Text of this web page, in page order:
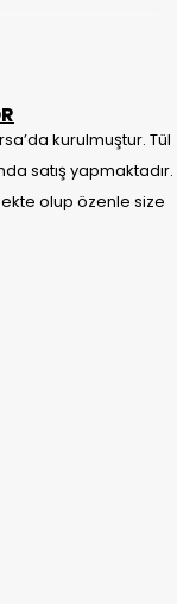
kurulmuştur. Tül
satış yapmaktadır.
olup özenle size